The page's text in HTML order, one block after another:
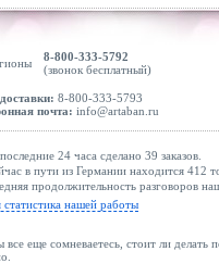
8-800-333-5792
(звонок бесплатный)
8-800-333-5793
почта: info@artaban.ru
24 часа сделано 39 заказов.
в пути из Германии находится 412
продолжительность разговоров
статистика нашей работы
все еще сомневаетесь, стоит ли делать